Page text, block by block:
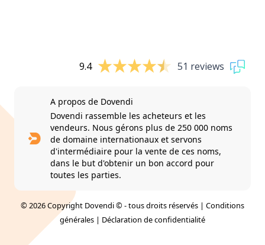
9.4 51 reviews
A propos de Dovendi
Dovendi rassemble les acheteurs et les
vendeurs. Nous gérons plus de 250 000 noms
de domaine internationaux et servons
d'intermédiaire pour la vente de ces noms,
dans le but d'obtenir un bon accord pour
toutes les parties.
© 2026 Copyright Dovendi © - tous droits réservés | Conditions
générales | Déclaration de confidentialité